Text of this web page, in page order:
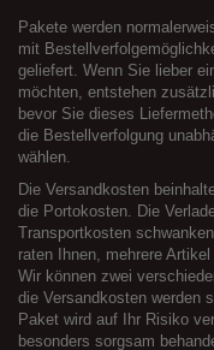
Pakete werden
mit
geliefert. Wenn Sie lieber
möchten, entstehen
bevor Sie dieses
die Bestellverfolgung
wählen.
Die Versandkosten
die Portokosten. Die
Transportkosten
raten Ihnen, mehrere
Wir können zwei
die Versandkosten werden
Paket wird auf Ihr Risiko
besonders sorgsam